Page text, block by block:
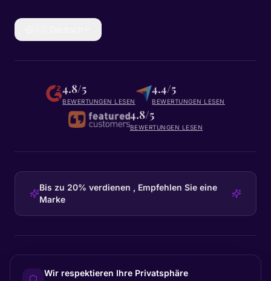
4.8/5
BEWERTUNGEN LESEN
4.4/5
BEWERTUNGEN LESEN
4.8/5
BEWERTUNGEN LESEN
Bis zu 20% verdienen , Empfehlen Sie eine
Marke
Certainly Group ApS
Wir respektieren Ihre Privatsphäre